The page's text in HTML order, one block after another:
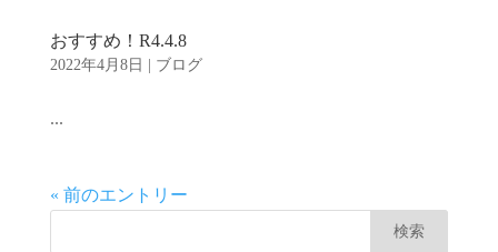
おすすめ！R4.4.8
2022年4月8日 ブログ
...
« 前のエントリー